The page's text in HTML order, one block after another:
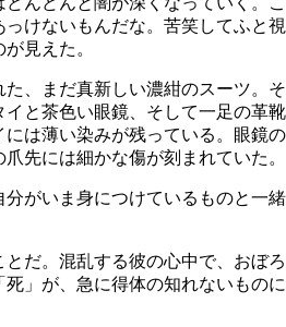
けないもんだな。苦笑してふと視
見えた。
、まだ真新しい濃紺のスーツ。そ
と茶色い眼鏡、そして一足の革靴
は薄い染みが残っている。眼鏡の
先には細かな傷が刻まれていた。
がいま身につけているものと一緒
だ。混乱する彼の心中で、おぼろ
」が、急に得体の知れないものに